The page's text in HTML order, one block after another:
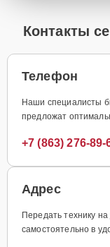
Контакты
Телефон
Наши специалисты
предложат
+7 (863) 276-89-
Адрес
Передать технику
самостоятельно в